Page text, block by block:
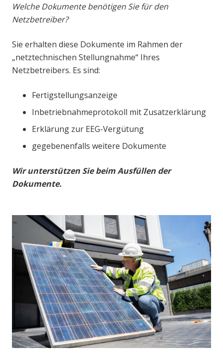
Welche Dokumente benötigen Sie für den
Netzbetreiber?
Sie erhalten diese Dokumente im Rahmen der
„netztechnischen Stellungnahme“ Ihres
Netzbetreibers. Es sind:
Fertigstellungsanzeige
Inbetriebnahmeprotokoll mit Zusatzerklärung
Erklärung zur EEG-Vergütung
gegebenenfalls weitere Dokumente
Wir unterstützen Sie beim Ausfüllen der
Dokumente.